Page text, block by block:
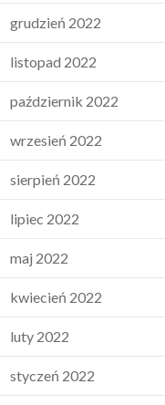
grudzień 2022
listopad 2022
październik 2022
wrzesień 2022
sierpień 2022
lipiec 2022
maj 2022
kwiecień 2022
luty 2022
styczeń 2022